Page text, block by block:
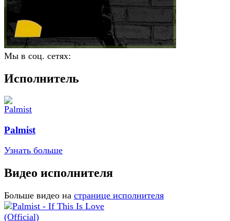
Мы в соц. сетях:
Исполнитель
Palmist
Узнать больше
Видео исполнителя
Больше видео на странице исполнителя